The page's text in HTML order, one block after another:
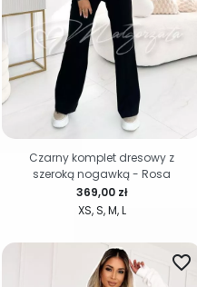
XS S M L
Cena
369,00 zł
Czarny komplet dresowy z
szeroką nogawką - Rosa
favorite_border